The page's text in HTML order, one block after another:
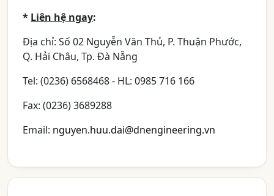
* Liên hệ ngay:
Địa chỉ: Số 02 Nguyễn Văn Thủ, P. Thuận Phước,
Q. Hải Châu, Tp. Đà Nẵng
Tel: (0236) 6568468 - HL: 0985 716 166
Fax: (0236) 3689288
Email: nguyen.huu.dai@dnengineering.vn